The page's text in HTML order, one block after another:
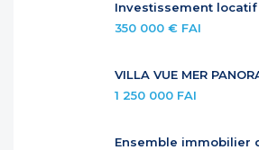
350 000 € FAI
1 250 000 FAI